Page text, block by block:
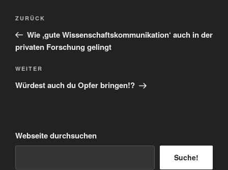
Beitragsnavigation
Vorheriger
Beitrag
ZURÜCK
Wie ,gute Wissenschaftskommunikation‘ auch in der
privaten Forschung gelingt
Nächster
Beitrag
WEITER
Würdest auch du Opfer bringen!?
Webseite durchsuchen
Suche!